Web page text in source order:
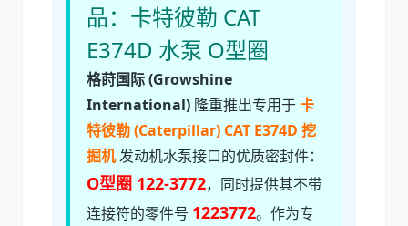
山猫
潍柴 川崎
品：卡特彼勒 CAT
E374D 水泵 O型圈
格莳国际 (Growshine
International) 隆重推出专用于卡
特彼勒 (Caterpillar) CAT E374D 挖
掘机发动机水泵接口的优质密封件：
O型圈 122-3772，同时提供其不带
连接符的零件号 1223772。作为专